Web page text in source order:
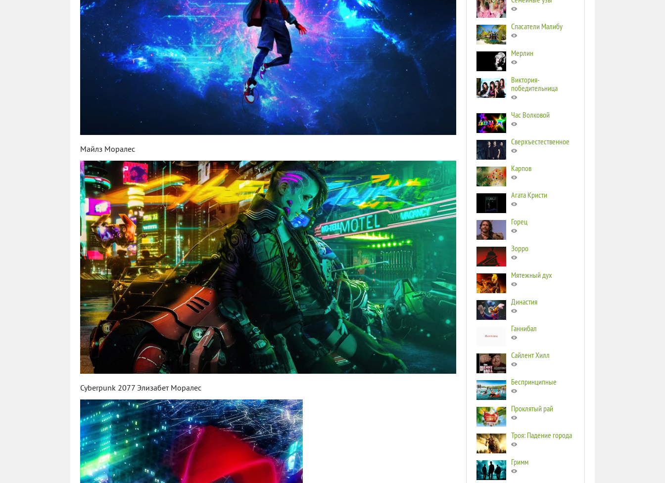
Майлз Моралес
Cyberpunk 2077 Элизабет Моралес
Спасатели Малибу
Мерлин
Виктория-
победительница
Час Волковой
Сверхъестественное
Карпов
Агата Кристи
Горец
Зорро
Мятежный дух
Династия
Ганнибал
Сайлент Хилл
Беспринципные
Проклятый рай
Троя: Падение города
Гримм